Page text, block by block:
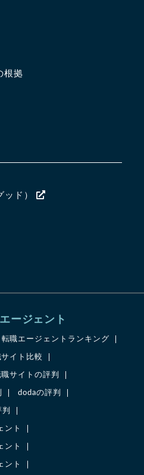
根拠
ッド）
ージェント
転職エージェントランキング
イト比較
職サイトの評判
dodaの評判
ント
ント
ント